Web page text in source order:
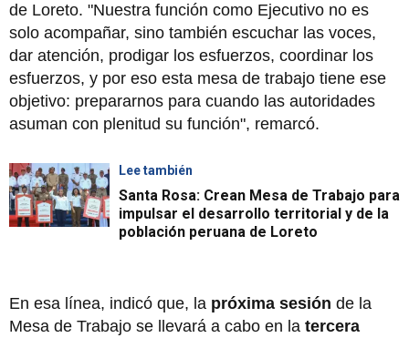
de Loreto. "Nuestra función como Ejecutivo no es
solo acompañar, sino también escuchar las voces,
dar atención, prodigar los esfuerzos, coordinar los
esfuerzos, y por eso esta mesa de trabajo tiene ese
objetivo: prepararnos para cuando las autoridades
asuman con plenitud su función", remarcó.
Lee también
Santa Rosa: Crean Mesa de Trabajo para
impulsar el desarrollo territorial y de la
población peruana de Loreto
En esa línea, indicó que, la próxima sesión de la
Mesa de Trabajo se llevará a cabo en la tercera